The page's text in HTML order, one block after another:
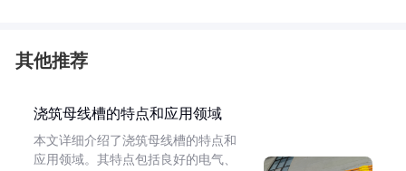
其他推荐
浇筑母线槽的特点和应用领域
本文详细介绍了浇筑母线槽的特点和
应用领域。其特点包括良好的电气、